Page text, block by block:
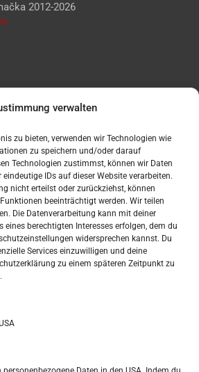
verwalten
zu bieten, verwenden wir Technologien wie
zu speichern und/oder darauf
Technologien zustimmst, können wir Daten
IDs auf dieser Website verarbeiten.
nicht erteilst oder zurückziehst, können
beeinträchtigt werden. Wir teilen
Die Datenverarbeitung kann mit deiner
eines berechtigten Interesses erfolgen, dem du
widersprechen kannst. Du
Services einzuwilligen und deine
zu einem späteren Zeitpunkt zu
2012-2026
svoj oglas
Svijet – Njemačka?
D F S S